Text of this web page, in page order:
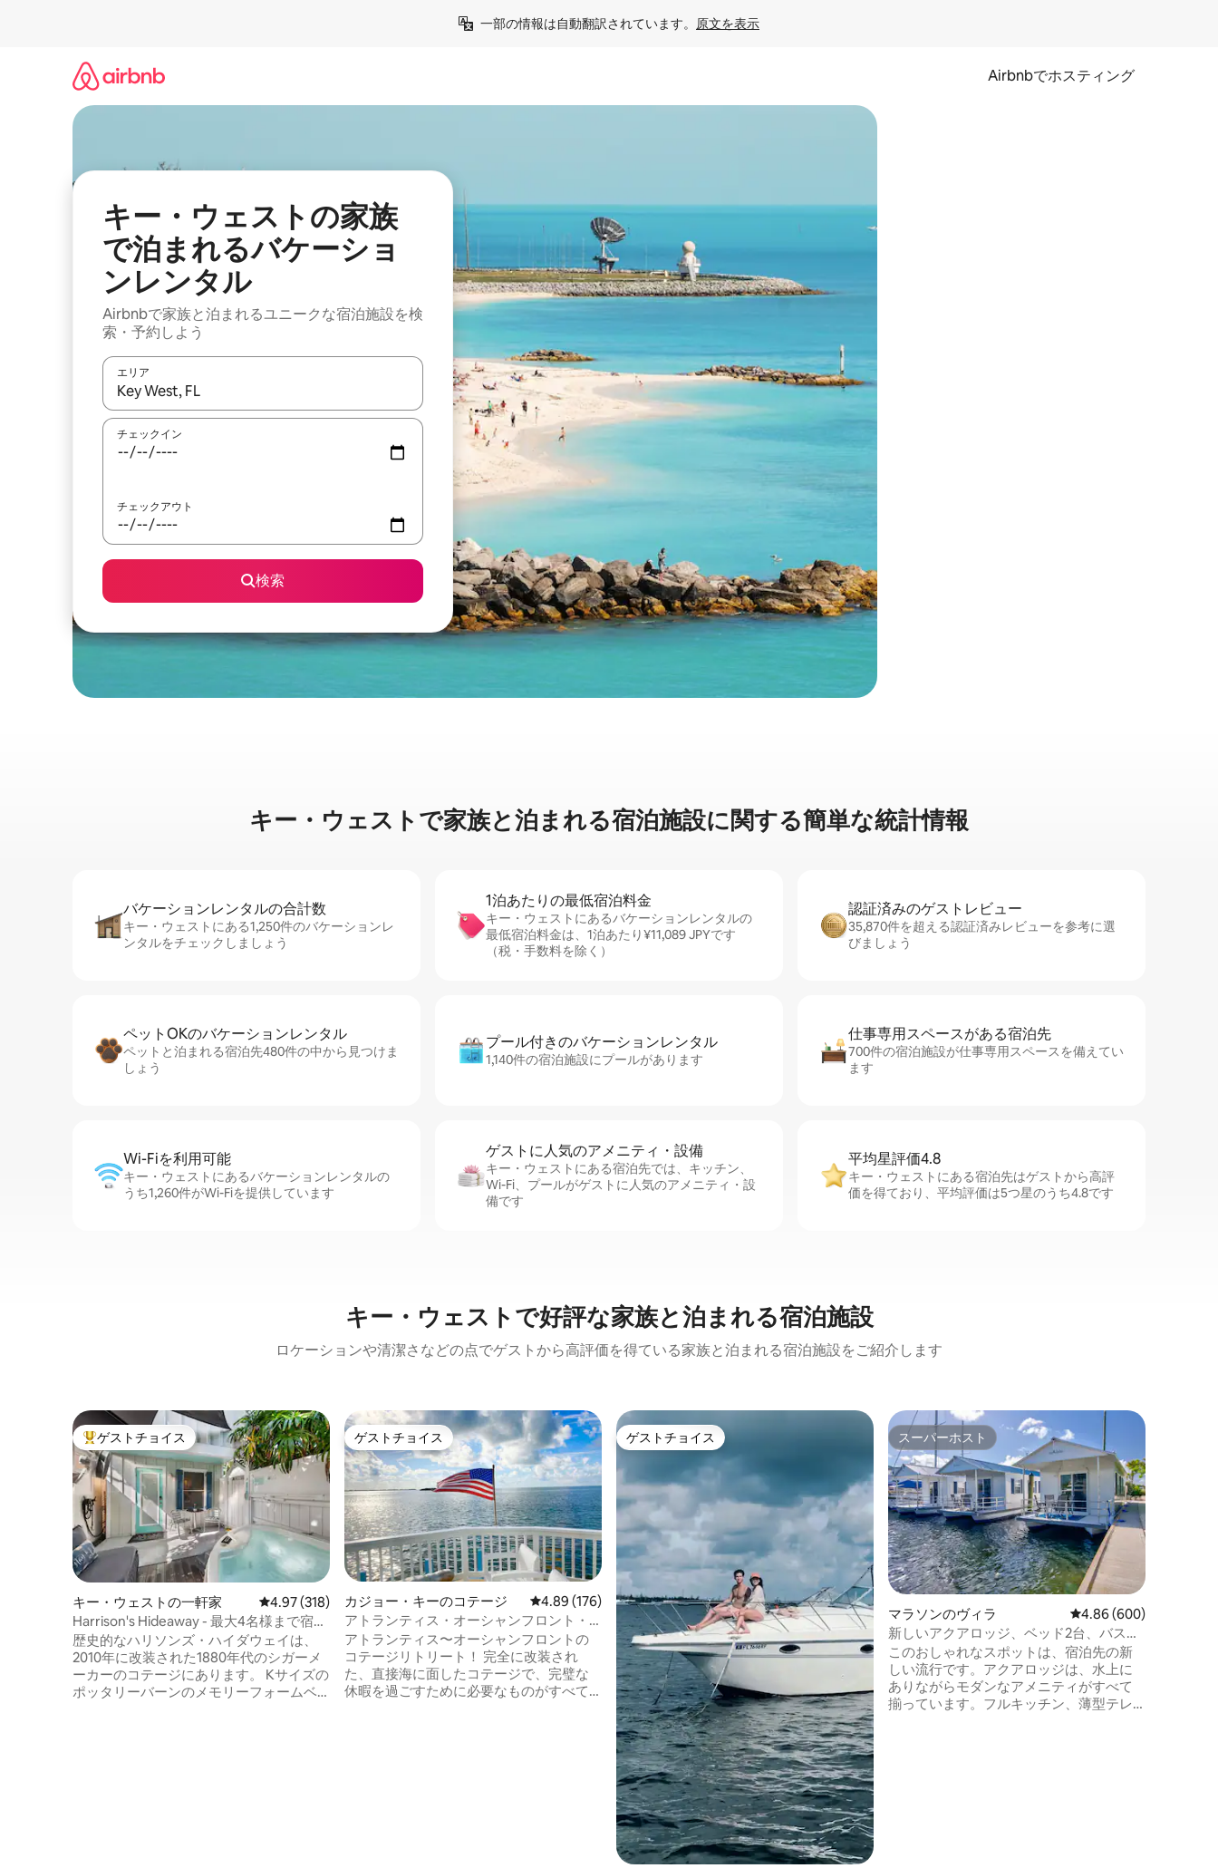
一部の情報は自動翻訳されています。 原文を表示
Airbnbでホスティング
キー・ウェストの家族
で泊まれるバケーショ
ンレンタル
Airbnbで家族と泊まれるユニークな宿泊施設を検
索・予約しよう
エリア
検索結果が表示されたら、上下の矢印キーを使って移動するか、画面をタッチまたはスワイプして検索結果を確認することができます。
チェックイン
チェックアウト
検索
キー・ウェストで家⁠族⁠と泊⁠ま⁠れ⁠る宿⁠泊⁠施⁠設⁠に関⁠す⁠る簡⁠単⁠な統⁠計⁠情⁠報
バケーションレ⁠ン⁠タ⁠ル⁠の合⁠計⁠数
キー・ウェストにある1,250件のバケーションレ
ンタルをチェックしましょう
1泊あたりの最⁠低⁠宿⁠泊⁠料⁠金
キー・ウェストにあるバケーションレンタルの
最低宿泊料金は、1泊あたり¥11,089 JPYです
（税・手数料を除く）
認証済みのゲ⁠ス⁠ト⁠レ⁠ビ⁠ュ⁠ー
35,870件を超える認証済みレビューを参考に選
びましょう
ペットOKのバ⁠ケ⁠ー⁠シ⁠ョ⁠ンレ⁠ン⁠タ⁠ル
ペットと泊まれる宿泊先480件の中から見つけま
しょう
プール付きのバ⁠ケ⁠ー⁠シ⁠ョ⁠ンレ⁠ン⁠タ⁠ル
1,140件の宿泊施設にプールがあります
仕事専用ス⁠ペ⁠ー⁠スがあ⁠る宿⁠泊⁠先
700件の宿泊施設が仕事専用スペースを備えてい
ます
Wi-Fiを利⁠用⁠可⁠能
キー・ウェストにあるバケーションレンタルの
うち1,260件がWi-Fiを提供しています
ゲストに人⁠気⁠のア⁠メ⁠ニ⁠テ⁠ィ・設⁠備
キー・ウェストにある宿泊先では、キッチン、
Wi-Fi、プールがゲストに人気のアメニティ・設
備です
平均星評価4.8
キー・ウェストにある宿泊先はゲストから高評
価を得ており、平均評価は5つ星のうち4.8です
キー・ウェストで好評な家族と泊まれる宿泊施設
ロケーションや清潔さなどの点でゲストから高評価を得ている家族と泊まれる宿泊施設をご紹介します
大好評のゲストチョイスです。
ゲストチョイス
キー・ウェストの一軒家 レビュー318件、5つ星中4.97つ星の平均評価
4.97 (318)
Harrison's Hideaway - 最大4名様まで宿泊
可能、キングサイズ＆フルサイズのソフ
ァベッド！
歴史的なハリソンズ・ハイダウェイは、
2010年に改装された1880年代のシガーメ
ーカーのコテージにあります。 Kサイズの
ポッタリーバーンのメモリーフォームベ
ゲストチョイス
ゲストチョイス
カジョー・キーのコテージ レビュー176件、5つ星中4.89つ星の平均評価
4.89 (176)
アトランティス・オーシャンフロント・
コテージ・リトリート！
アトランティス〜オーシャンフロントの
コテージリトリート！ 完全に改装され
た、直接海に面したコテージで、完璧な
休暇を過ごすために必要なものがすべて
ゲストチョイス
ゲストチョイス スーパーホスト
スーパーホスト
マラソンのヴィラ レビュー600件、5つ星
4.86 (600)
新しいアクアロッジ、ベッド2台、バスル
ーム1室、フルキッチン付き
このおしゃれなスポットは、宿泊先の新
しい流行です。アクアロッジは、水上に
ありながらモダンなアメニティがすべて
揃っています。フルキッチン、薄型テレ